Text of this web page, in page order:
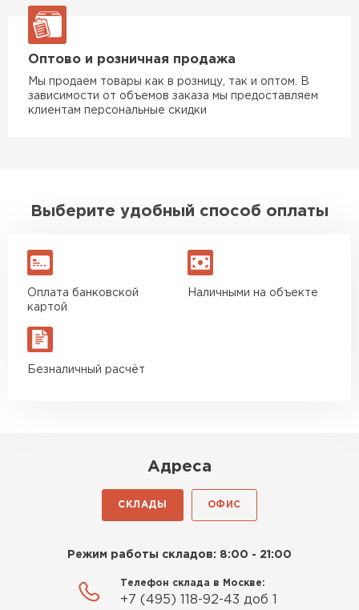
Оптово и розничная продажа
Мы продаем товары как в розницу, так и оптом. В
зависимости от объемов заказа мы предоставляем
клиентам персональные скидки
Выберите удобный способ оплаты
Оплата банковской
картой
Наличными на объекте
Безналичный расчёт
Адреса
СКЛАДЫ ОФИС
Режим работы складов: 8:00 - 21:00
Телефон склада в Москве:
+7 (495) 118-92-43 доб 1
Комплектующие